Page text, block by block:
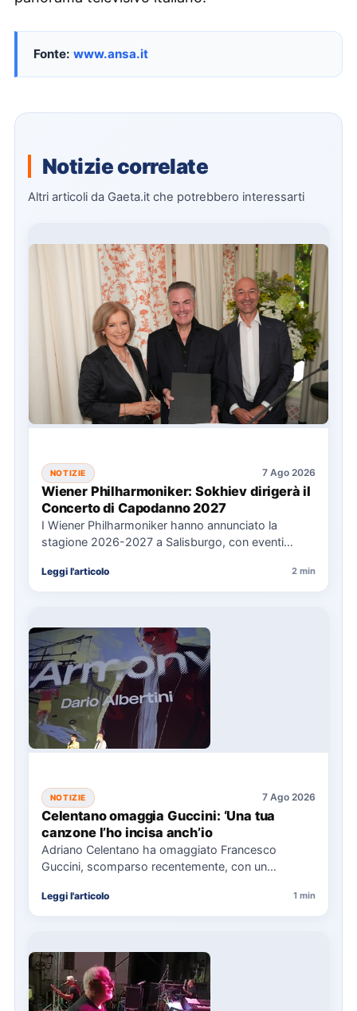
Fonte: www.ansa.it
Notizie correlate
Altri articoli da Gaeta.it che potrebbero interessarti
NOTIZIE 7 Ago 2026
Wiener Philharmoniker: Sokhiev dirigerà il
Concerto di Capodanno 2027
I Wiener Philharmoniker hanno annunciato la
stagione 2026-2027 a Salisburgo, con eventi
Leggi l'articolo 2 min
NOTIZIE 7 Ago 2026
Celentano omaggia Guccini: ‘Una tua
canzone l’ho incisa anch’io
Adriano Celentano ha omaggiato Francesco
Guccini, scomparso recentemente, con un
"Vite" che…
Leggi l'articolo 1 min